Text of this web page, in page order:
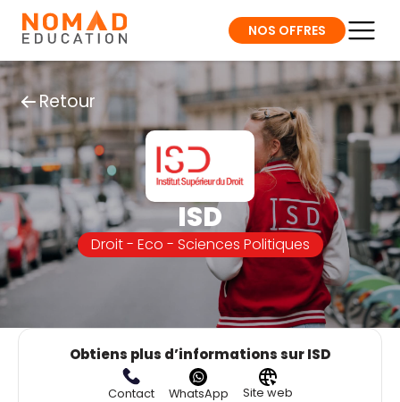
NOS OFFRES
ISD
Droit - Eco - Sciences Politiques
Retour
Obtiens plus d’informations sur ISD
Contact WhatsApp Site web